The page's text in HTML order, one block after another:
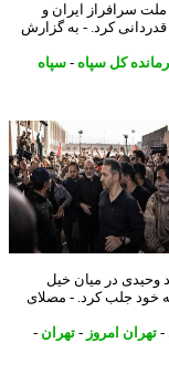
ایران و
کرد. - به گزارش
کل سپاه-سپاه
در میان خیل
جلب کرد. - مصلای
امروز- تهران-